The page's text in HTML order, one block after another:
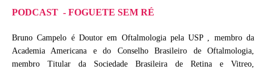
PODCAST - FOGUETE SEM RÉ
Bruno Campelo é Doutor em Oftalmologia pela USP , membro da
Academia Americana e do Conselho Brasileiro de Oftalmologia,
membro Titular da Sociedade Brasileira de Retina e Vitreo,